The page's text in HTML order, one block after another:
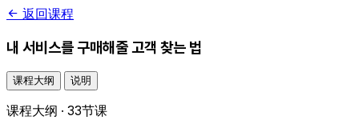
返回课程
내 서비스를 구매해줄 고객 찾는 법
课程大纲 说明
课程大纲 · 33节课